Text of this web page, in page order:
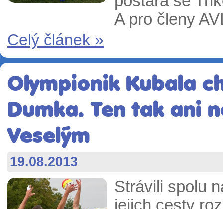
A pro členy
Celý článek »
Olympionik Kubala
Dumka. Ten tak ani
Veselým
19.08.2013
Strávili spolu
jejich cesty